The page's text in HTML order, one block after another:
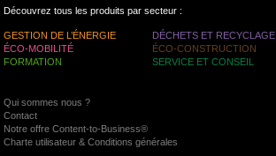
Découvrez tous les produits par secteur :
GESTION DE L’ÉNERGIE DÉCHETS ET RECYCLAGE
ÉCO-MOBILITÉ
ÉCO-CONSTRUCTION
FORMATION
SERVICE ET CONSEIL
Qui sommes nous ?
Contact
Notre offre Content-to-Business®
Charte utilisateur & Conditions générales